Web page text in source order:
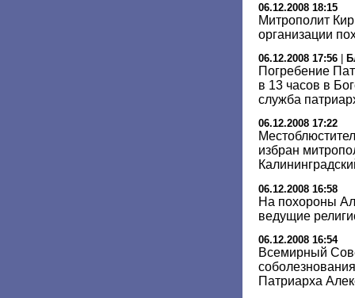
06.12.2008 18:15
Митрополит
организации
06.12.2008 17:56
Погребение
в 13 часов в
служба
06.12.2008 17:22
избран
06.12.2008 16:58
На похороны
ведущие
06.12.2008 16:54
Всемирный
Патриарха